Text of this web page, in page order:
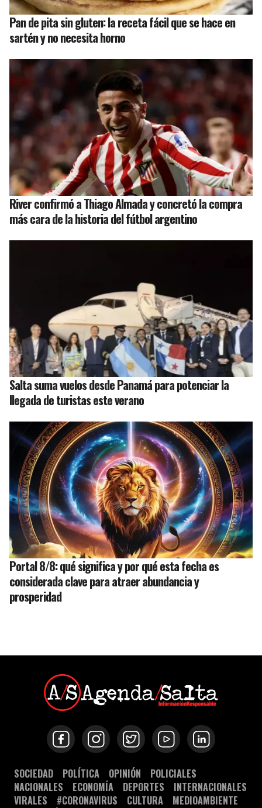
Pan de pita sin gluten: la receta fácil que se hace en
sartén y no necesita horno
River confirmó a Thiago Almada y concretó la compra
más cara de la historia del fútbol argentino
Salta suma vuelos desde Panamá para potenciar la
llegada de turistas este verano
Portal 8/8: qué significa y por qué esta fecha es
considerada clave para atraer abundancia y
prosperidad
SOCIEDAD POLÍTICA OPINIÓN
POLICIALES
NACIONALES
ECONOMÍA DEPORTES
INTERNACIONALES
VIRALES
#CORONAVIRUS CULTURA
MEDIOAMBIENTE